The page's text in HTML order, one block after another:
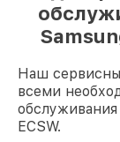
Наш
всеми
ECSW.